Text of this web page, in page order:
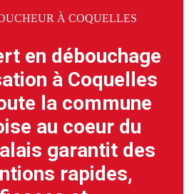
À COQUELLES
en débouchage
à Coquelles
la commune
au coeur du
garantit des
rapides,